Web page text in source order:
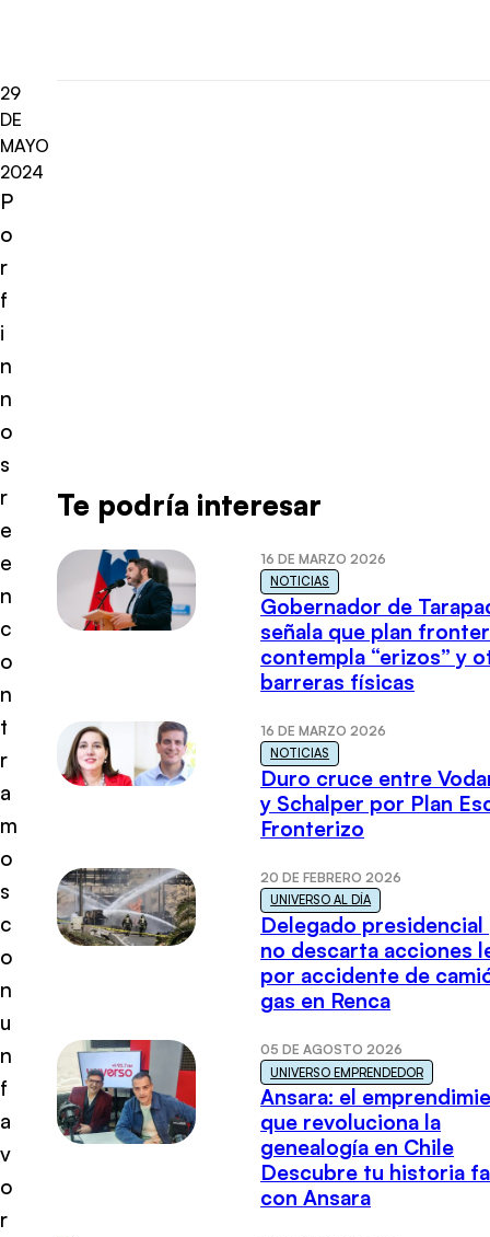
29
DE
MAYO
2024
P
o
r
f
i
n
n
o
s
r
e
e
n
c
o
n
t
r
a
m
o
s
c
o
n
u
n
f
a
v
o
r
Te podría interesar
16 DE MARZO 2026
NOTICIAS
Gobernador de
señala que plan
contempla “erizos” y
barreras físicas
16 DE MARZO 2026
NOTICIAS
Duro cruce entre
y Schalper por Plan
Fronterizo
20 DE FEBRERO 2026
UNIVERSO AL DÍA
Delegado presidencial
no descarta acciones
por accidente de
gas en Renca
05 DE AGOSTO 2026
UNIVERSO EMPRENDEDOR
Ansara: el
que revoluciona la
genealogía en Chile
Descubre tu historia
con Ansara